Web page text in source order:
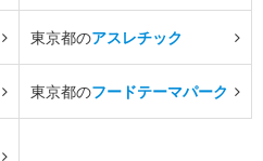
東京都のアスレチック
東京都のフードテーマパーク